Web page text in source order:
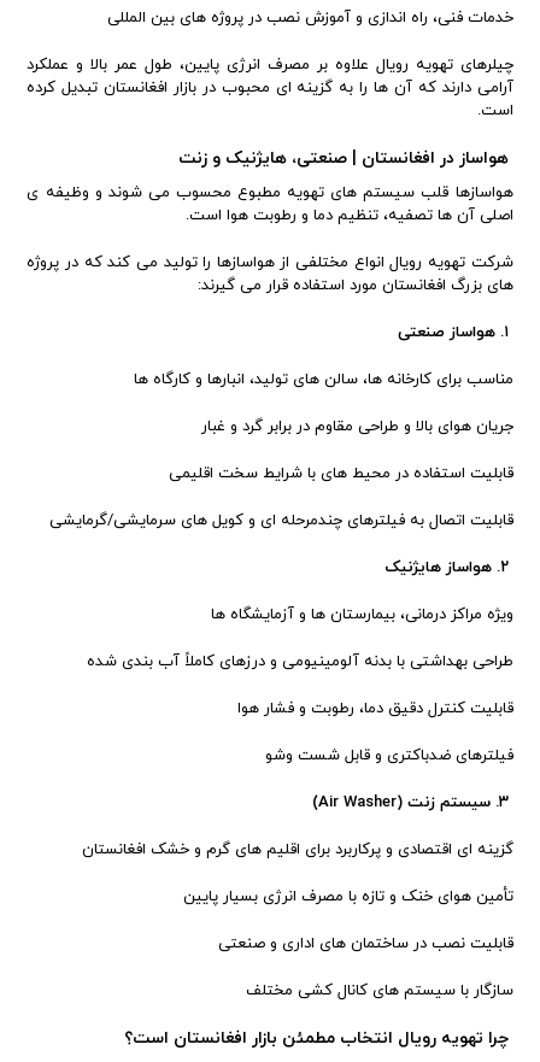
خدمات فنی، راه اندازی و آموزش نصب در پروژه های بین المللی
چیلرهای تهویه رویال علاوه بر مصرف انرژی پایین، طول عمر بالا و عملکرد
آرامی دارند که آن ها را به گزینه ای محبوب در بازار افغانستان تبدیل کرده
است.
هواساز در افغانستان | صنعتی، هایژنیک و زنت
هواسازها قلب سیستم های تهویه مطبوع محسوب می شوند و وظیفه ی
اصلی آن ها تصفیه، تنظیم دما و رطوبت هوا است.
شرکت تهویه رویال انواع مختلفی از هواسازها را تولید می کند که در پروژه
های بزرگ افغانستان مورد استفاده قرار می گیرند:
۱. هواساز صنعتی
مناسب برای کارخانه ها، سالن های تولید، انبارها و کارگاه ها
جریان هوای بالا و طراحی مقاوم در برابر گرد و غبار
قابلیت استفاده در محیط های با شرایط سخت اقلیمی
قابلیت اتصال به فیلترهای چندمرحله ای و کویل های سرمایشی/گرمایشی
۲. هواساز هایژنیک
ویژه مراکز درمانی، بیمارستان ها و آزمایشگاه ها
طراحی بهداشتی با بدنه آلومینیومی و درزهای کاملاً آب بندی شده
قابلیت کنترل دقیق دما، رطوبت و فشار هوا
فیلترهای ضدباکتری و قابل شست وشو
۳. سیستم زنت (Air Washer)
گزینه ای اقتصادی و پرکاربرد برای اقلیم های گرم و خشک افغانستان
تأمین هوای خنک و تازه با مصرف انرژی بسیار پایین
قابلیت نصب در ساختمان های اداری و صنعتی
سازگار با سیستم های کانال کشی مختلف
چرا تهویه رویال انتخاب مطمئن بازار افغانستان است؟